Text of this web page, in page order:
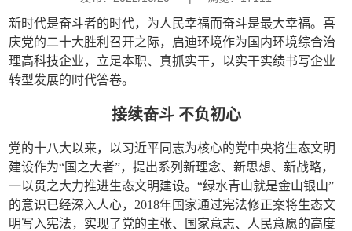
新时代是奋斗者的时代，为人民幸福而奋斗是最大幸福。喜
庆党的二十大胜利召开之际，启迪环境作为国内环境综合治
理高科技企业，立足本职、真抓实干，以实干实绩书写企业
转型发展的时代答卷。
接续奋斗 不负初心
党的十八大以来，以习近平同志为核心的党中央将生态文明
建设作为“国之大者”，提出系列新理念、新思想、新战略，
一以贯之大力推进生态文明建设。“绿水青山就是金山银山”
的意识已经深入人心，2018年国家通过宪法修正案将生态文
明写入宪法，实现了党的主张、国家意志、人民意愿的高度